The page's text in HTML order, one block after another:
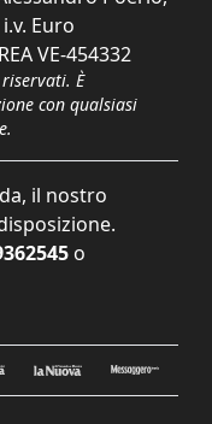
Euro
VE-454332
È
con qualsiasi
il nostro
o